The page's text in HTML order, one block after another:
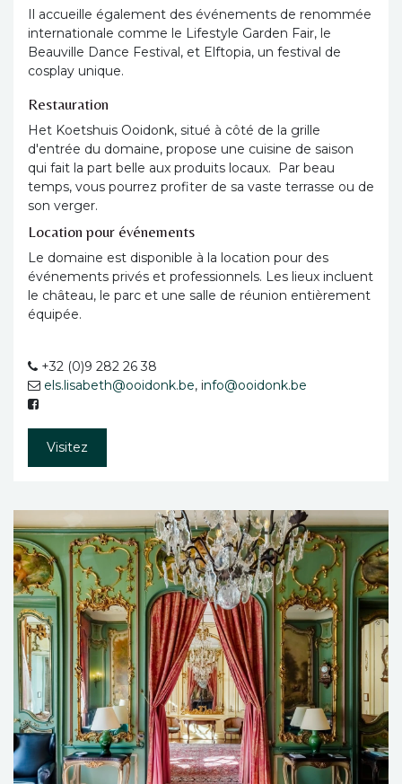
Il accueille également des événements de renommée
internationale comme le Lifestyle Garden Fair, le
Beauville Dance Festival, et Elftopia, un festival de
cosplay unique.
Restauration
Het Koetshuis Ooidonk, situé à côté de la grille
d'entrée du domaine, propose une cuisine de saison
qui fait la part belle aux produits locaux. Par beau
temps, vous pourrez profiter de sa vaste terrasse ou de
son verger.
Location pour événements
Le domaine est disponible à la location pour des
événements privés et professionnels. Les lieux incluent
le château, le parc et une salle de réunion entièrement
équipée.
+32 (0)9 282 26 38
els.lisabeth@ooidonk.be, info@ooidonk.be
Visitez